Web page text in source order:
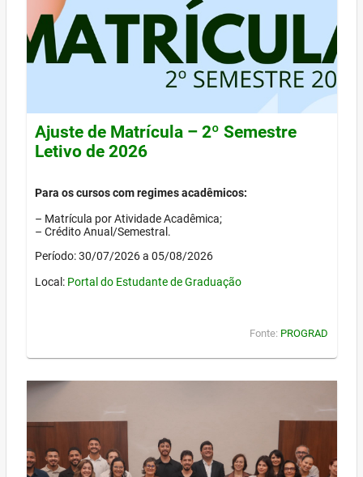
Ajuste de Matrícula – 2º Semestre
Letivo de 2026
Para os cursos com regimes acadêmicos:
– Matrícula por Atividade Acadêmica;
– Crédito Anual/Semestral.
Período: 30/07/2026 a 05/08/2026
Local: Portal do Estudante de Graduação
Fonte: PROGRAD